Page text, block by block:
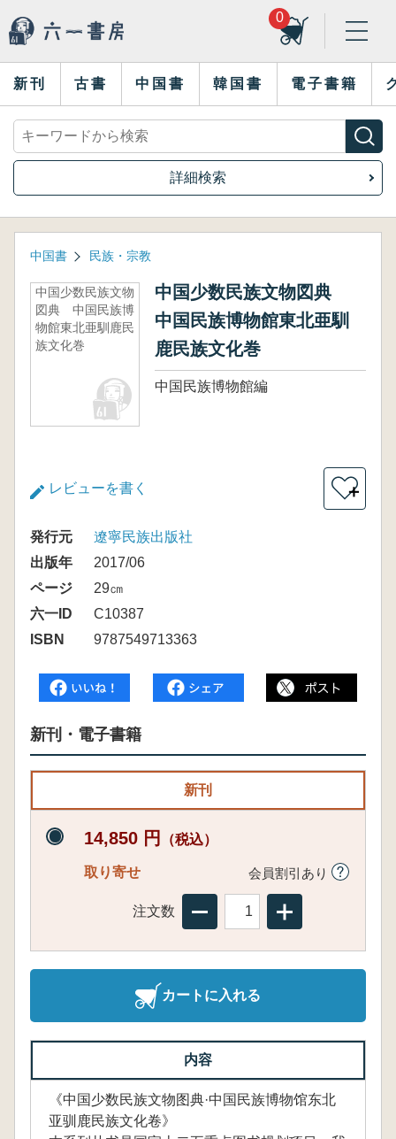
0
新刊 古書 中国書 韓国書 電子書籍
詳細検索
中国書 民族・宗教
中国少数民族文物
図典 中国民族博
物館東北亜馴鹿民
族文化巻
中国少数民族文物図典
中国民族博物館東北亜馴
鹿民族文化巻
中国民族博物館編
レビューを書く ＋
発行元
遼寧民族出版社
出版年
2017/06
ページ
29㎝
六一ID
C10387
ISBN
9787549713363
新刊・電子書籍
新刊
14,850 円 （税込）
取り寄せ 会員割引あり
注文数
カートに入れる
内容
《中国少数民族文物图典·中国民族博物馆东北
亚驯鹿民族文化卷》